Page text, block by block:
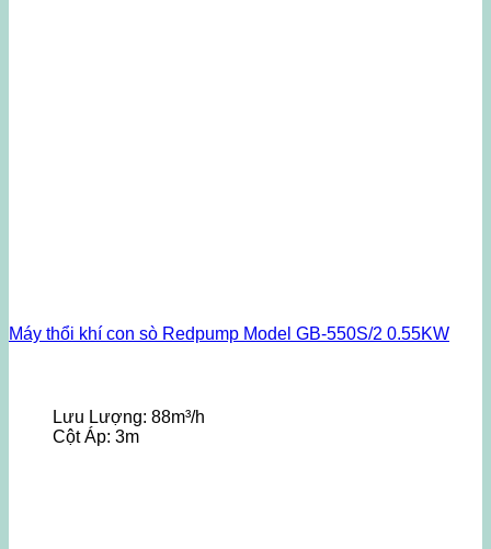
Máy thổi khí con sò Redpump Model GB-550S/2 0.55KW
Lưu Lượng: 88m³/h
Cột Áp: 3m